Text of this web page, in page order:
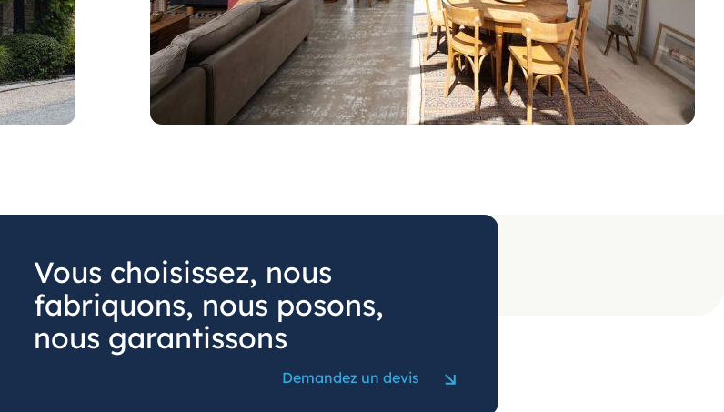
Demandez un devis
Vous choisissez, nous
fabriquons, nous posons,
nous garantissons